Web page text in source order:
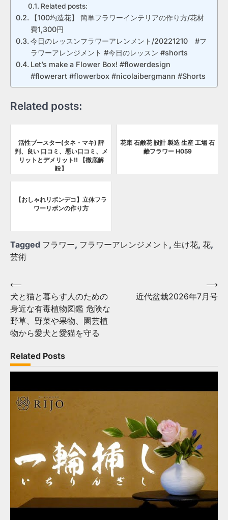
Related posts:
【100均造花】 簡単フラワーインテリアの作り方/花材
費1,300円
今日のレッスンフラワーアレンメント/20221210 #フ
ラワーアレンジメント #今日のレッスン #shorts
Let’s make a Flower Box! #flowerdesign
#flowerart #flowerbox #nicolaibergmann #Shorts
Related posts:
活性ブースター(タネ・マキ) 評
判、良い 口コミ、悪い口コミ、メ
リットとデメリット!! 【徹底解
説】
花束 石鹸花 設計 製造 生産 工場 石
鹸フラワー H059
【おしゃれリボンデコ】立体フラ
ワーリボンの作り方
Tagged フラワー, フラワーアレンジメント , 生け花, 花,
芸術
Post
navigation
⟵
犬と猫と暮らす人のための
身近な有毒植物図鑑 危険な
野草、野菜や果物、園芸植
物から愛犬と愛猫を守る
近代盆栽2026年7月号
⟶
Related Posts